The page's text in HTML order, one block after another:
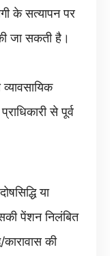
के सत्यापन पर
जा सकती है।
से पूर्व
या
पेंशन निलंबित
कारावास की